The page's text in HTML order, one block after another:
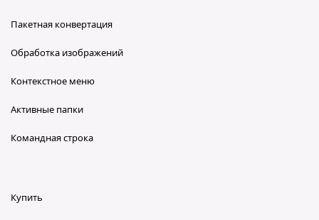
Пакетная конвертация
Обработка изображений
Контекстное меню
Активные папки
Командная строка
Купить